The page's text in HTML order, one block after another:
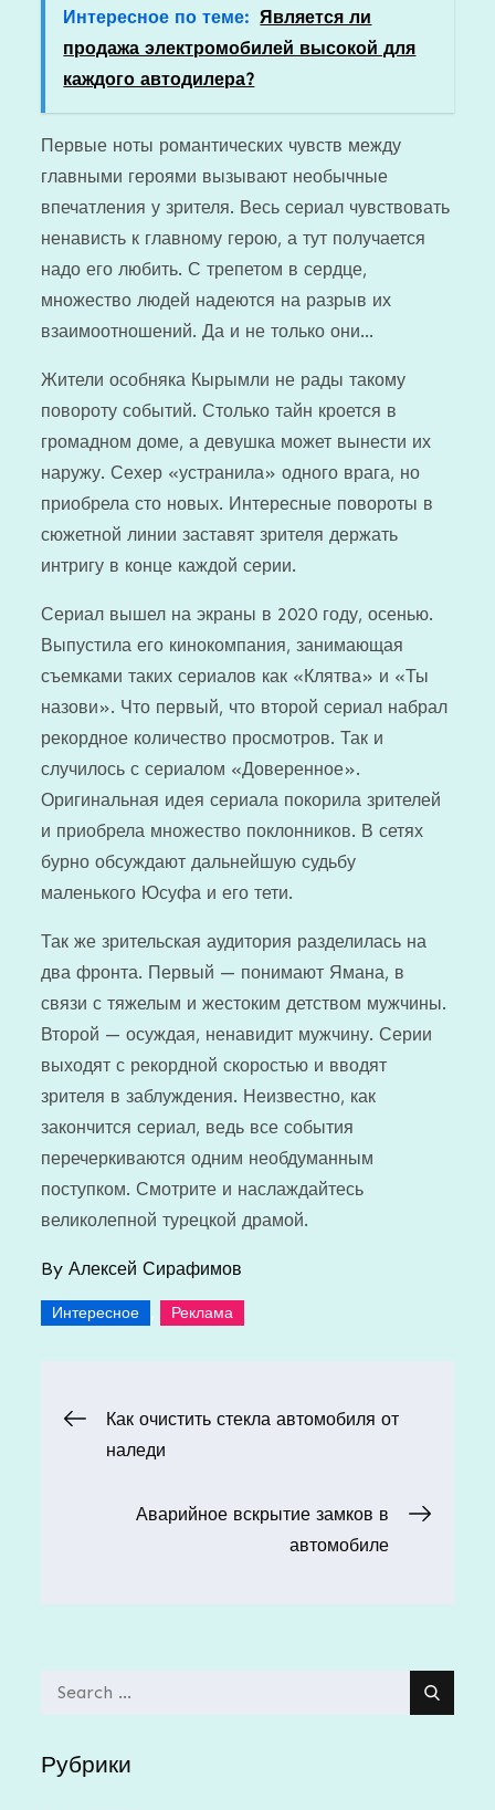
Интересное по теме: Является ли
продажа электромобилей высокой для
каждого автодилера?
Первые ноты романтических чувств между
главными героями вызывают необычные
впечатления у зрителя. Весь сериал чувствовать
ненависть к главному герою, а тут получается
надо его любить. С трепетом в сердце,
множество людей надеются на разрыв их
взаимоотношений. Да и не только они…
Жители особняка Кырымли не рады такому
повороту событий. Столько тайн кроется в
громадном доме, а девушка может вынести их
наружу. Сехер «устранила» одного врага, но
приобрела сто новых. Интересные повороты в
сюжетной линии заставят зрителя держать
интригу в конце каждой серии.
Сериал вышел на экраны в 2020 году, осенью.
Выпустила его кинокомпания, занимающая
съемками таких сериалов как «Клятва» и «Ты
назови». Что первый, что второй сериал набрал
рекордное количество просмотров. Так и
случилось с сериалом «Доверенное».
Оригинальная идея сериала покорила зрителей
и приобрела множество поклонников. В сетях
бурно обсуждают дальнейшую судьбу
маленького Юсуфа и его тети.
Так же зрительская аудитория разделилась на
два фронта. Первый — понимают Ямана, в
связи с тяжелым и жестоким детством мужчины.
Второй — осуждая, ненавидит мужчину. Серии
выходят с рекордной скоростью и вводят
зрителя в заблуждения. Неизвестно, как
закончится сериал, ведь все события
перечеркиваются одним необдуманным
поступком. Смотрите и наслаждайтесь
великолепной турецкой драмой.
ByАлексей Сирафимов
Интересное , Реклама
Навигация
записям
Как очистить стекла автомобиля от
наледи
Аварийное вскрытие замков в
автомобиле
Search
Рубрики